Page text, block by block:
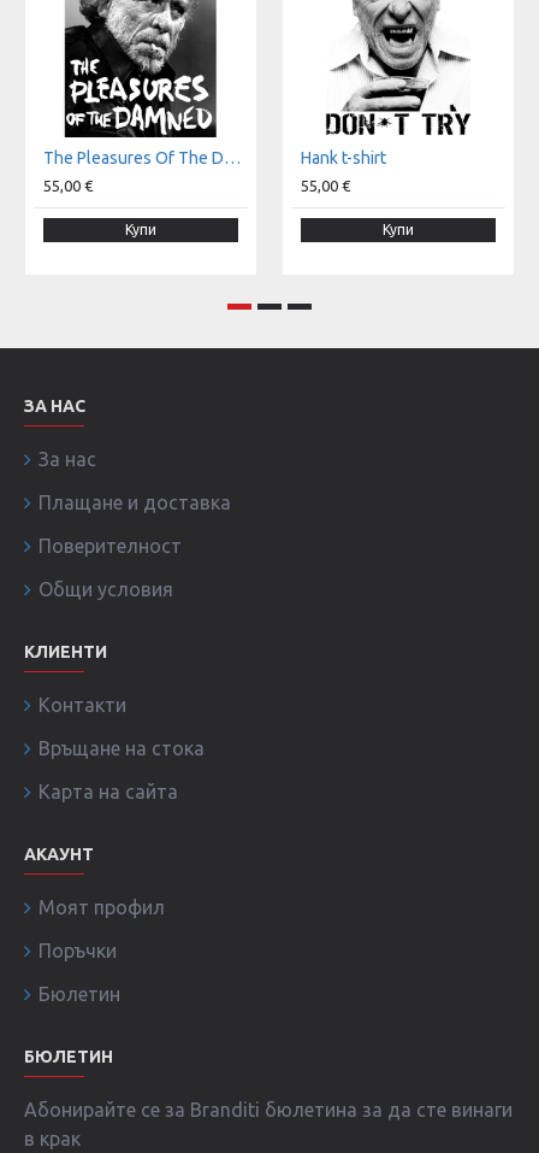
The Pleasures Of The Damned t-shirt
55,00 €
Купи
Hank t-shirt
55,00 €
Купи
ЗА НАС
За нас
Плащане и доставка
Поверителност
Общи условия
КЛИЕНТИ
Контакти
Връщане на стока
Карта на сайта
АКАУНТ
Моят профил
Поръчки
Бюлетин
БЮЛЕТИН
Абонирайте се за Branditi бюлетина за да сте винаги
в крак